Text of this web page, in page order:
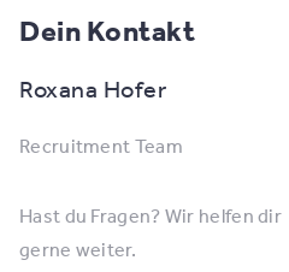
Dein Kontakt
Roxana Hofer
Recruitment Team
Hast du Fragen? Wir helfen dir
gerne weiter.